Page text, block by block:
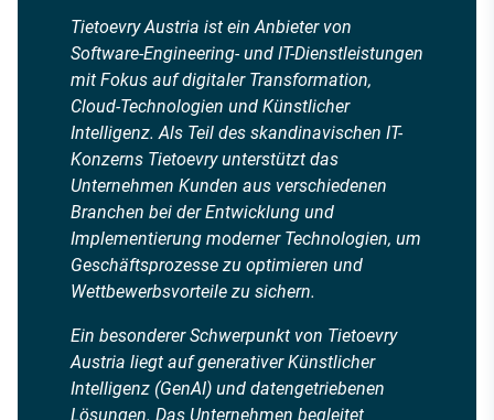
Tietoevry Austria ist ein Anbieter von
Software-Engineering- und IT-Dienstleistungen
mit Fokus auf digitaler Transformation,
Cloud-Technologien und Künstlicher
Intelligenz. Als Teil des skandinavischen IT-
Konzerns Tietoevry unterstützt das
Unternehmen Kunden aus verschiedenen
Branchen bei der Entwicklung und
Implementierung moderner Technologien, um
Geschäftsprozesse zu optimieren und
Wettbewerbsvorteile zu sichern.
Ein besonderer Schwerpunkt von Tietoevry
Austria liegt auf generativer Künstlicher
Intelligenz (GenAI) und datengetriebenen
Lösungen. Das Unternehmen begleitet